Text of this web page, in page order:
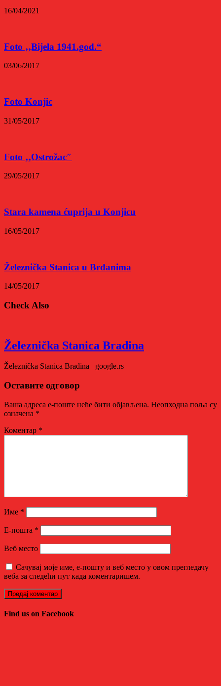
16/04/2021
Foto ‚‚Bijela 1941.god.“
03/06/2017
Foto Konjic
31/05/2017
Foto ‚‚Ostrožac″
29/05/2017
Stara kamena ćuprija u Konjicu
16/05/2017
Železnička Stanica u Brđanima
14/05/2017
Check Also
Železnička Stanica Bradina
Železnička Stanica Bradina google.rs
Оставите одговор
Ваша адреса е-поште неће бити објављена. Неопходна поља су
означена *
Коментар *
Име *
Е-пошта *
Веб место
Сачувај моје име, е-пошту и веб место у овом прегледачу
веба за следећи пут када коментаришем.
Find us on Facebook